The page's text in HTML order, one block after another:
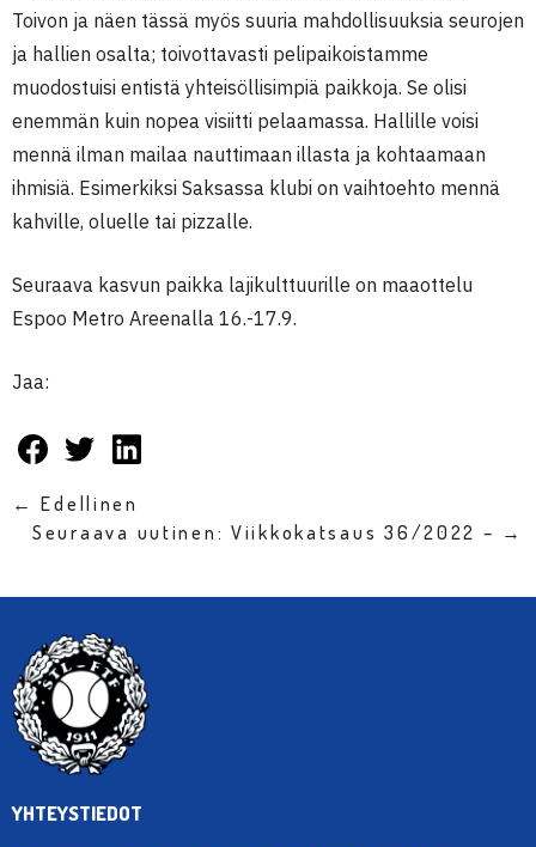
Toivon ja näen tässä myös suuria mahdollisuuksia seurojen
ja hallien osalta; toivottavasti pelipaikoistamme
muodostuisi entistä yhteisöllisimpiä paikkoja. Se olisi
enemmän kuin nopea visiitti pelaamassa. Hallille voisi
mennä ilman mailaa nauttimaan illasta ja kohtaamaan
ihmisiä. Esimerkiksi Saksassa klubi on vaihtoehto mennä
kahville, oluelle tai pizzalle.
Seuraava kasvun paikka lajikulttuurille on maaottelu
Espoo Metro Areenalla 16.-17.9.
Jaa:
← Edellinen
Seuraava uutinen: Viikkokatsaus 36/2022 – →
YHTEYSTIEDOT